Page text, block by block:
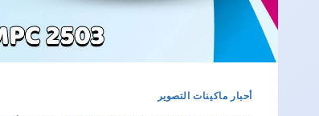
أحبار ماكينات التصوير